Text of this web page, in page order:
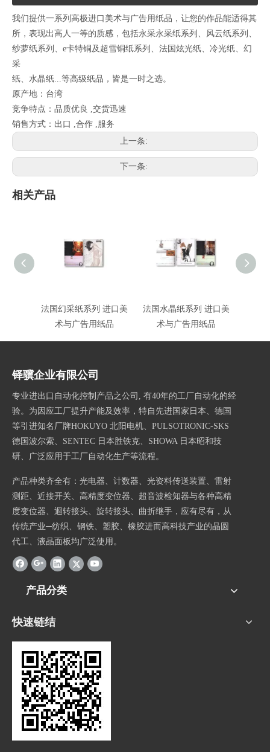
我们提供一系列高极进口美术与广告用纸品，让您的作品能适得其
所，表现出高人一等的质感，包括永采永采纸系列、风云纸系列、
纱萝纸系列、e卡特铜及超雪铜纸系列、法国炫光纸、冷光纸、幻
采
纸、水晶纸...等高级纸品，皆是一时之选。
原产地：台湾
竞争特点：品质优良 ,交货迅速
销售方式：出口 ,合作 ,服务
上一条:
下一条:
相关产品
法国幻采纸系列 进口美
术与广告用纸品
法国水晶纸系列 进口美
术与广告用纸品
铎骥企业有限公司
专业进出口自动化控制产品之公司, 有40年的工厂自动化的经
验。为因应工厂提升产能及效率，特自先进国家日本、德国
等引进知名厂牌HOKUYO 北阳电机、PULSOTRONIC-SKS
德国波尔索、SENTEC 日本胜铁克、SHOWA 日本昭和技
研、
广泛应用于工厂自动化生产等流程。
产品种类齐全有：光电器、计数器、光资料传送装置、雷射
测距、近接开关、高精度变位器、超音波检知器与各种高精
度变位器、迴转接头、旋转接头、曲折继手，应有尽有，从
传统产业─纺织、钢铁、塑胶、橡胶进而高科技产业的晶圆
代工、液晶面板均广泛使用。
产品分类
快速链结